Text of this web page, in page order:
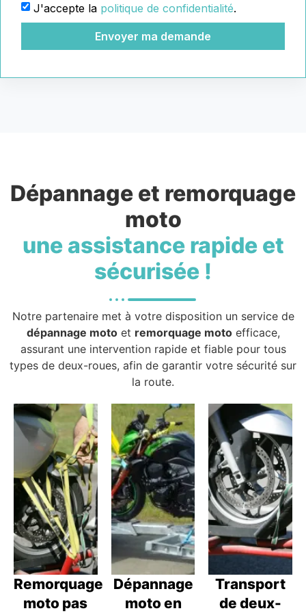
J'accepte la politique de confidentialité.
Envoyer ma demande
Dépannage et remorquage
moto
une assistance rapide et
sécurisée !
Notre partenaire met à votre disposition un service de
dépannage motoet remorquage motoefficace,
assurant une intervention rapide et fiable pour tous
types de deux-roues, afin de garantir votre sécurité sur
la route.
Remorquage
moto pas
Dépannage
moto en
Transport
de deux-